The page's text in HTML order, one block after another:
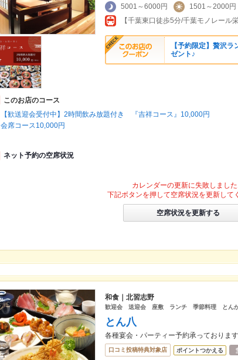
5001～6000円
1501～2000円
【千葉東口徒歩5分/千葉モノレール
【予約限定】贅沢
ゼント♪
このお店のコース
【歓送迎会受付中】2時間飲み放題付き 『吉祥コース』10,000円
会席コース10,000円
ネット予約の空席状況
カレンダーの更新に失敗しました
下記ボタンを押して空席状況を更新して
空席状況を更新する
和食｜北習志野
歓迎会 送迎会 座敷 ランチ 季節料理 とん
とん八
各種宴会・パーティー予約承っております
口コミ投稿特典対象店 ポイントつかえる